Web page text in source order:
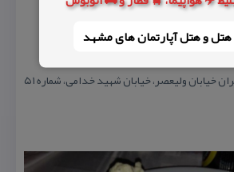
و هتل‌ آپارتمان های مشهد
خیابان ولیعصر، خیابان شهید خدامی، شماره ۵۱